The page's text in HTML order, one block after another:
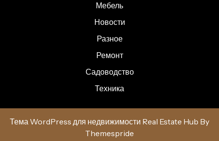
Мебель
Новости
Разное
Ремонт
Садоводство
Техника
Тема WordPress для недвижимости Real Estate Hub By
Themespride